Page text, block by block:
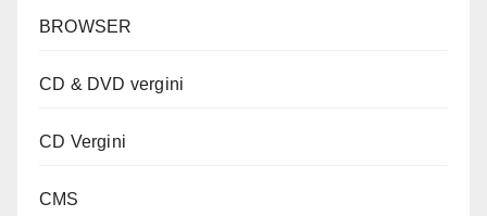
BROWSER
CD & DVD vergini
CD Vergini
CMS